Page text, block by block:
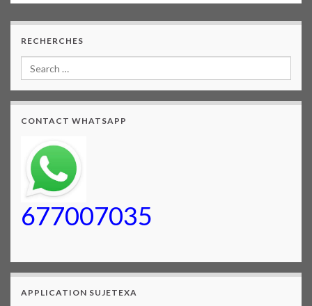
RECHERCHES
CONTACT WHATSAPP
677007035
APPLICATION SUJETEXA